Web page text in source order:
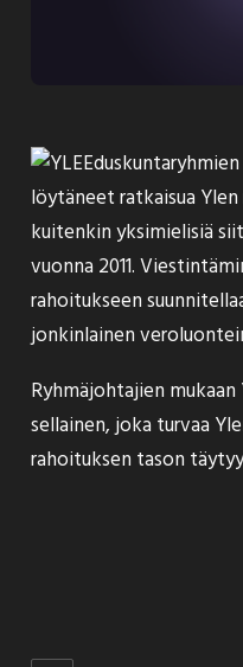
löytäneet ratkaisua
kuitenkin yksimielisiä
vuonna 2011.
rahoitukseen
jonkinlainen
Ryhmäjohtajien
sellainen, joka turvaa
rahoituksen tason